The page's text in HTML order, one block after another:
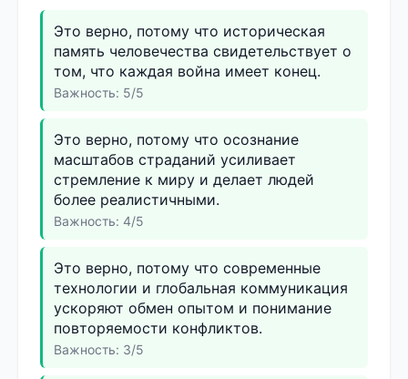
Это верно, потому что историческая
память человечества свидетельствует о
том, что каждая война имеет конец.
Важность: 5/5
Это верно, потому что осознание
масштабов страданий усиливает
стремление к миру и делает людей
более реалистичными.
Важность: 4/5
Это верно, потому что современные
технологии и глобальная коммуникация
ускоряют обмен опытом и понимание
повторяемости конфликтов.
Важность: 3/5